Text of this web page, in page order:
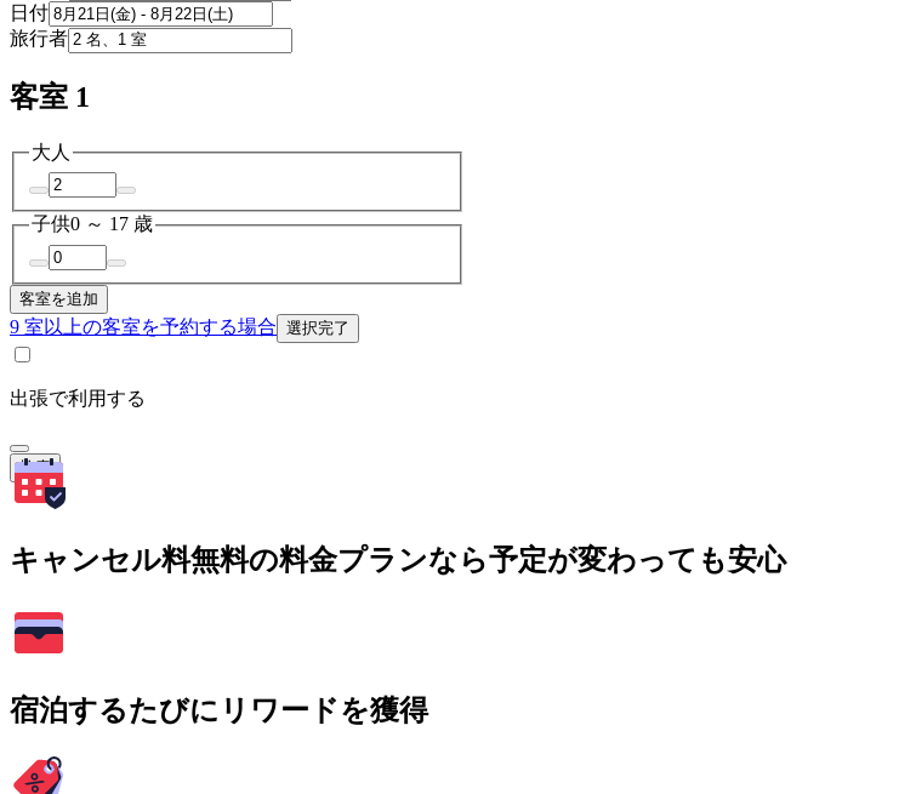
日付
旅行者
客室 1
大人
子供0 ～ 17 歳
客室を追加
9 室以上の客室を予約する場合 選択完了
出張で利用する
検索
キャンセル料無料の料金プランなら予定が変わっても安心
宿泊するたびにリワードを獲得